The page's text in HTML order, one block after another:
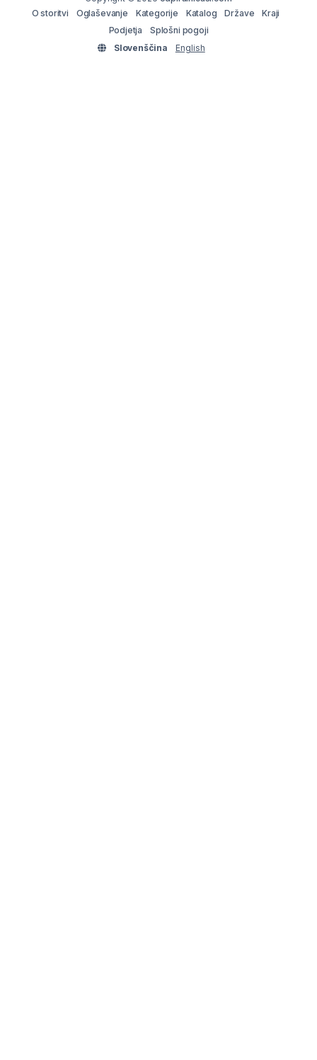
O storitvi
Oglaševanje Kategorije Katalog Države
Kraji
Podjetja
Splošni pogoji
Slovenščina
English